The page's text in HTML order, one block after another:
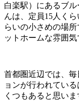
白楽駅）にあるブ
んは、定員15人く
らいの小さめの場
ットホームな雰囲気
首都圏近辺では、
ョンが行われてい
くつもあると思い